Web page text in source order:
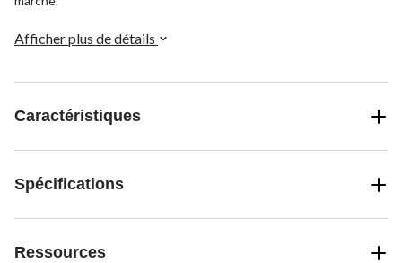
Afficher plus de détails
Caractéristiques
Spécifications
Ressources